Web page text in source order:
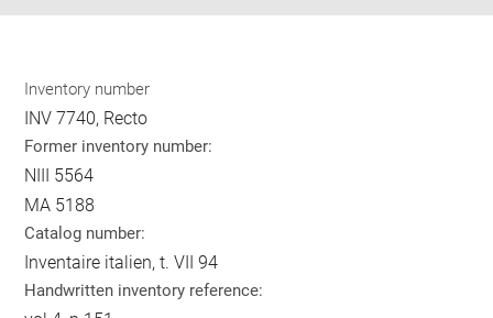
Inventory number
INV 7740, Recto
Former inventory number:
NIII 5564
MA 5188
Catalog number:
Inventaire italien, t. VII 94
Handwritten inventory reference: